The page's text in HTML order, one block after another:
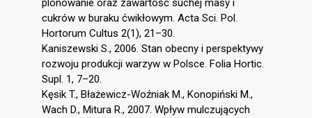
plonowanie oraz zawartość suchej masy i
cukrów w buraku ćwikłowym. Acta Sci. Pol.
Hortorum Cultus 2(1), 21–30.
Kaniszewski S., 2006. Stan obecny i perspektywy
rozwoju produkcji warzyw w Polsce. Folia Hortic.
Supl. 1, 7–20.
Kęsik T., Błażewicz-Woźniak M., Konopiński M.,
Wach D., Mitura R., 2007. Wpływ mulczujących